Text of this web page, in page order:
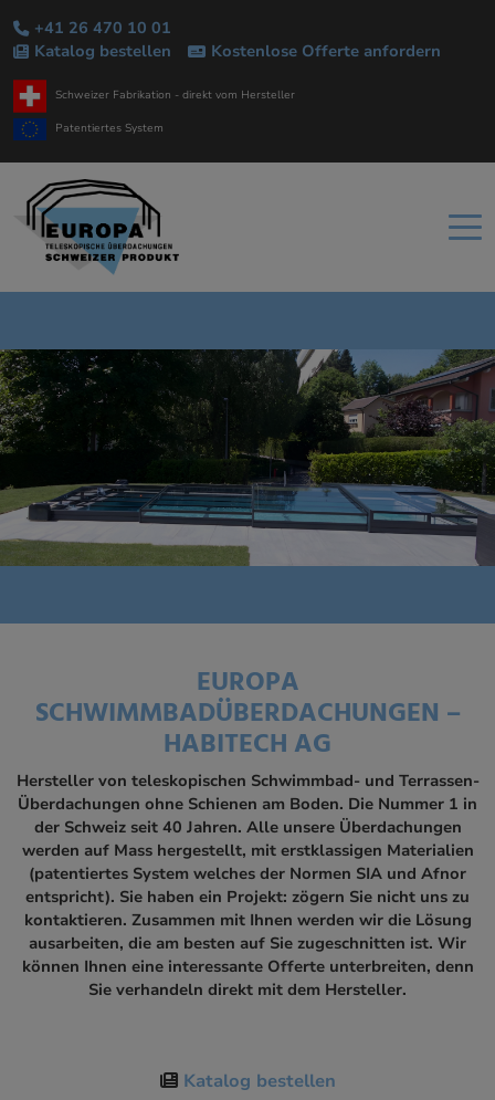
+41 26 470 10 01
Katalog bestellen
Kostenlose Offerte anfordern
Schweizer Fabrikation - direkt vom Hersteller
Patentiertes System
EUROPA
SCHWIMMBADÜBERDACHUNGEN –
HABITECH AG
Hersteller von teleskopischen Schwimmbad- und Terrassen-
Überdachungen ohne Schienen am Boden. Die Nummer 1 in
der Schweiz seit 40 Jahren. Alle unsere Überdachungen
werden auf Mass hergestellt, mit erstklassigen Materialien
(patentiertes System welches der Normen SIA und Afnor
entspricht). Sie haben ein Projekt: zögern Sie nicht uns zu
kontaktieren. Zusammen mit Ihnen werden wir die Lösung
ausarbeiten, die am besten auf Sie zugeschnitten ist. Wir
können Ihnen eine interessante Offerte unterbreiten, denn
Sie verhandeln direkt mit dem Hersteller.
Katalog bestellen